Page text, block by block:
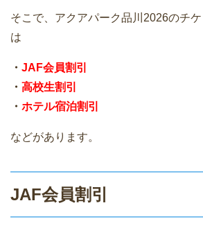
そこで、アクアパーク品川2026のチ
は
・ JAF会員割引
・ 高校生割引
・ ホテル宿泊割引
などがあります。
JAF会員割引